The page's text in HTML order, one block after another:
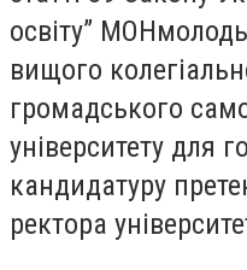
освіту”
вищого
громадського
університету для
кандидатуру
ректора